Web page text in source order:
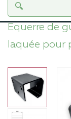
Équerre de
laquée pour